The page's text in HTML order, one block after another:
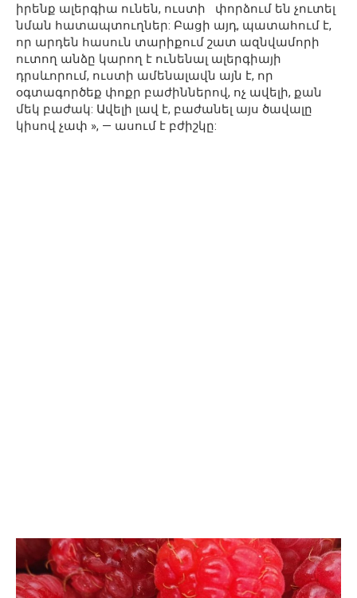
իրենք ալերգիա ունեն, ուստի փորձում են չուտել
նման հատապտուղներ: Բացի այդ, պատահում է,
որ արդեն հասուն տարիքում շատ ազնվամորի
ուտող անձը կարող է ունենալ ալերգիայի
դրսևորում, ուստի ամենալավն այն է, որ
օգտագործեք փոքր բաժիններով, ոչ ավելի, քան
մեկ բաժակ: Ավելի լավ է, բաժանել այս ծավալը
կիսով չափ », — ասում է բժիշկը: